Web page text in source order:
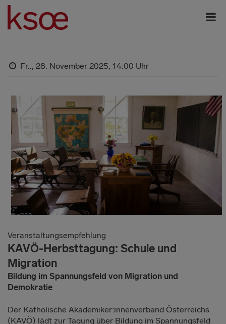
Fr.., 28. November 2025, 14:00 Uhr
Veranstaltungsempfehlung
KAVÖ-Herbsttagung: Schule und
Migration
Bildung im Spannungsfeld von Migration und
Demokratie
Der Katholische Akademiker:innenverband Österreichs
(KAVÖ) lädt zur Tagung über Bildung im Spannungsfeld